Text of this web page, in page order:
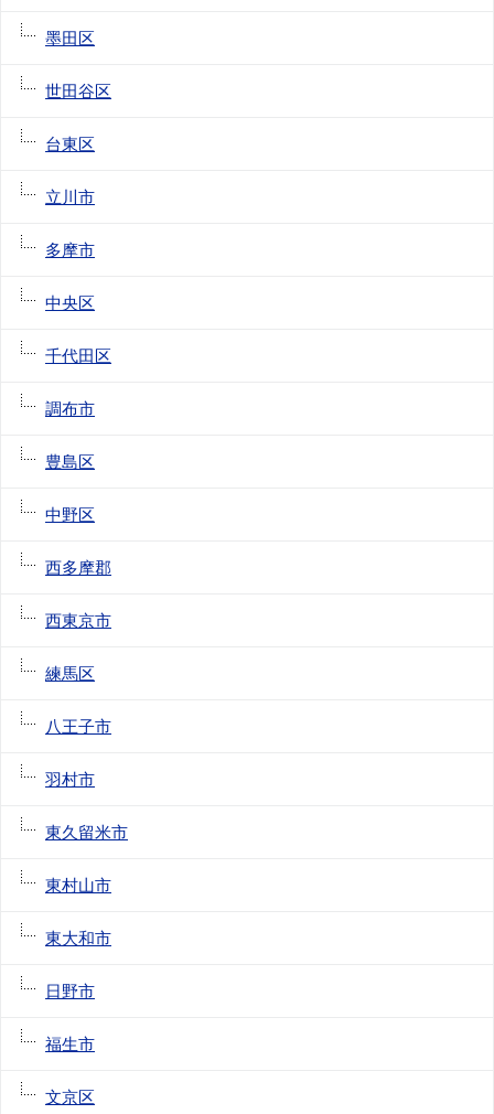
墨田区
世田谷区
台東区
立川市
多摩市
中央区
千代田区
調布市
豊島区
中野区
西多摩郡
西東京市
練馬区
八王子市
羽村市
東久留米市
東村山市
東大和市
日野市
福生市
文京区